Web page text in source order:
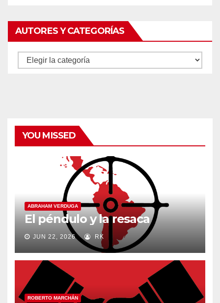
AUTORES Y CATEGORÍAS
Autores
YOU MISSED
ABRAHAM VERDUGA
El péndulo y la resaca
JUN 22, 2026 RK
ROBERTO MARCHÁN